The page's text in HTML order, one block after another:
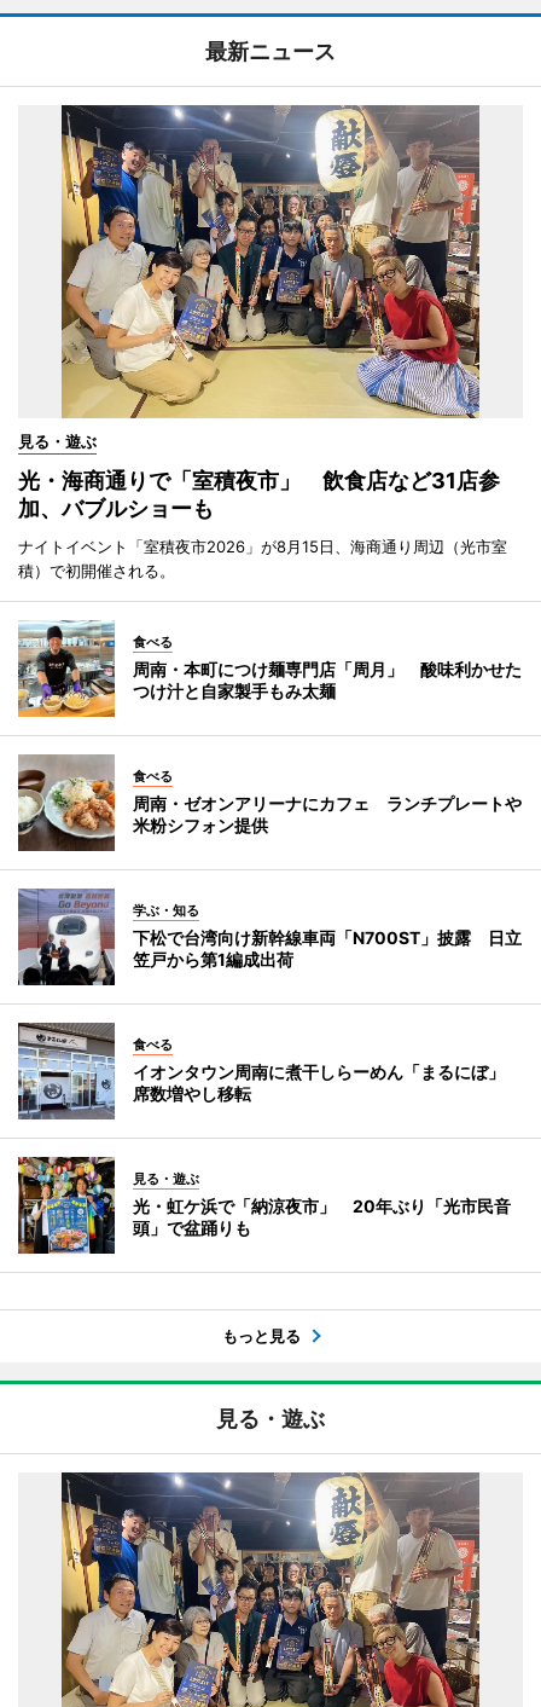
最新ニュース
見る・遊ぶ
光・海商通りで「室積夜市」 飲食店など31店参
加、バブルショーも
ナイトイベント「室積夜市2026」が8月15日、海商通り周辺（光市室
積）で初開催される。
食べる
周南・本町につけ麺専門店「周月」 酸味利かせた
つけ汁と自家製手もみ太麺
食べる
周南・ゼオンアリーナにカフェ ランチプレートや
米粉シフォン提供
学ぶ・知る
下松で台湾向け新幹線車両「N700ST」披露 日立
笠戸から第1編成出荷
食べる
イオンタウン周南に煮干しらーめん「まるにぼ」
席数増やし移転
見る・遊ぶ
光・虹ケ浜で「納涼夜市」 20年ぶり「光市民音
頭」で盆踊りも
もっと見る
見る・遊ぶ